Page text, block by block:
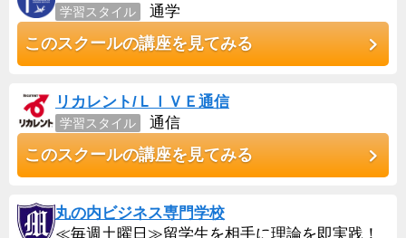
学習スタイル 通学
このスクールの講座を見てみる
リカレント/ＬＩＶＥ通信
学習スタイル 通信
このスクールの講座を見てみる
丸の内ビジネス専門学校
≪毎週土曜日≫留学生を相手に理論を即実践！